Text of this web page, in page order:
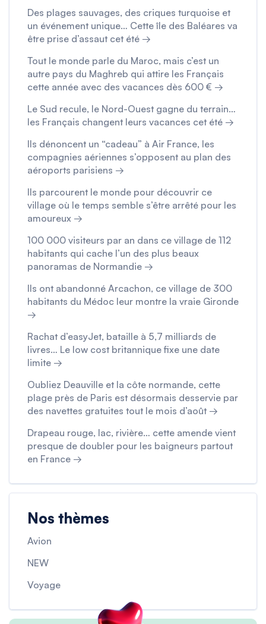
Des plages sauvages, des criques turquoise et
un événement unique… Cette île des Baléares va
être prise d’assaut cet été →
Tout le monde parle du Maroc, mais c’est un
autre pays du Maghreb qui attire les Français
cette année avec des vacances dès 600 € →
Le Sud recule, le Nord-Ouest gagne du terrain…
les Français changent leurs vacances cet été →
Ils dénoncent un “cadeau” à Air France, les
compagnies aériennes s’opposent au plan des
aéroports parisiens →
Ils parcourent le monde pour découvrir ce
village où le temps semble s’être arrêté pour les
amoureux →
100 000 visiteurs par an dans ce village de 112
habitants qui cache l’un des plus beaux
panoramas de Normandie →
Ils ont abandonné Arcachon, ce village de 300
habitants du Médoc leur montre la vraie Gironde
→
Rachat d’easyJet, bataille à 5,7 milliards de
livres… Le low cost britannique fixe une date
limite →
Oubliez Deauville et la côte normande, cette
plage près de Paris est désormais desservie par
des navettes gratuites tout le mois d’août →
Drapeau rouge, lac, rivière… cette amende vient
presque de doubler pour les baigneurs partout
en France →
Nos thèmes
Avion
NEW
Voyage